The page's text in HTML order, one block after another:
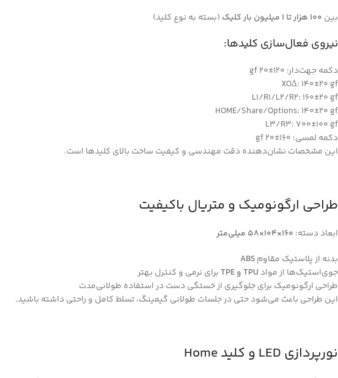
بین 100 هزار تا 1 میلیون بار کلیک (بسته به نوع کلید)
نیروی فعال‌سازی کلیدها:
دکمه جهت‌دار: 120±20 gf
XO∆: 140±20 gf
L1/R1/L2/R2: 160±20 gf
HOME/Share/Options: 140±20 gf
L3/R3: 700±100 gf
دکمه لمسی: 160±20 gf
این مشخصات نشان‌دهنده دقت مهندسی و کیفیت ساخت بالای کلیدها است.
طراحی ارگونومیک و متریال باکیفیت
ابعاد دسته: 160×104×58 میلی‌متر
بدنه از پلاستیک مقاومABS
جوی‌استیک‌ها از موادTPU و TPE
برای نرمی و کنترل بهتر
طراحی ارگونومیک برای جلوگیری از خستگی دست در استفاده طولانی‌مدت
این طراحی باعث می‌شود حتی در جلسات طولانی گیمینگ، تسلط کامل و راحتی داشته باشید.
نورپردازی LED و کلید Home